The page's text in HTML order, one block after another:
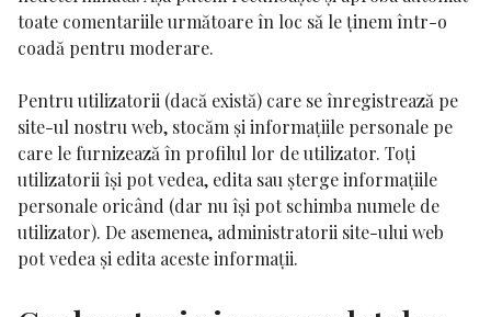
toate comentariile următoare în loc să le ținem într-o
coadă pentru moderare.
Pentru utilizatorii (dacă există) care se înregistrează pe
site-ul nostru web, stocăm și informațiile personale pe
care le furnizează în profilul lor de utilizator. Toți
utilizatorii își pot vedea, edita sau șterge informațiile
personale oricând (dar nu își pot schimba numele de
utilizator). De asemenea, administratorii site-ului web
pot vedea și edita aceste informații.